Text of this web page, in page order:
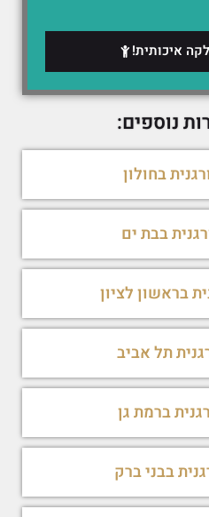
איכותית!
נוספים:
בחולון
בבת ים
בראשון לציון
תל אביב
ברמת גן
בבני ברק